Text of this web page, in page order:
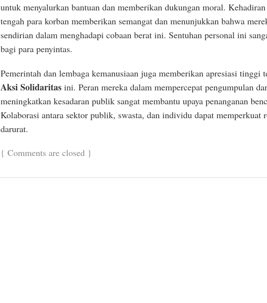
untuk menyalurkan bantuan dan memberikan dukungan moral.
tengah para korban memberikan semangat dan menunjukkan bahwa
sendirian dalam menghadapi cobaan berat ini. Sentuhan personal ini
bagi para penyintas.
Pemerintah dan lembaga kemanusiaan juga memberikan apresiasi tinggi
Aksi Solidaritas ini. Peran mereka dalam mempercepat pengumpulan
meningkatkan kesadaran publik sangat membantu upaya penanganan
Kolaborasi antara sektor publik, swasta, dan individu dapat memperkuat
darurat.
{ Comments are closed}